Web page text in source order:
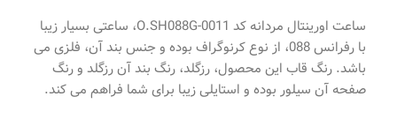
ساعت اورینتال مردانه کد O.SH088G-0011، ساعتی بسیار زیبا
با رفرانس 088، از نوع کرنوگراف بوده و جنس بند آن، فلزی می
باشد. رنگ قاب این محصول، رزگلد، رنگ بند آن رزگلد و رنگ
صفحه آن سیلور بوده و استایلی زیبا برای شما فراهم می کند.